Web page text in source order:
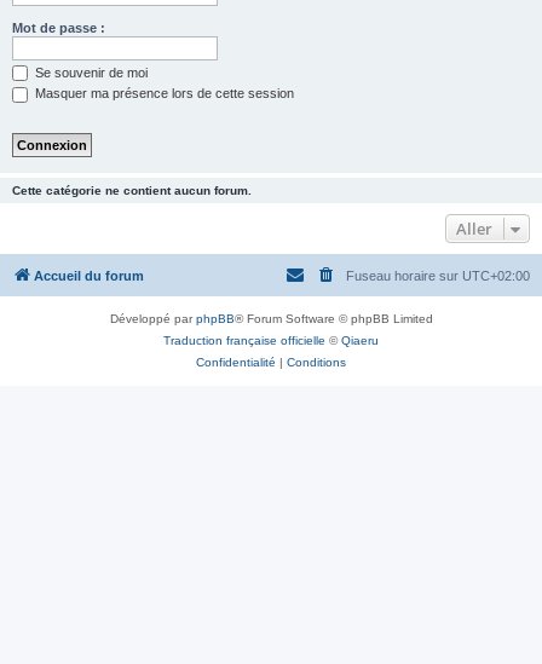
Mot de passe :
Se souvenir de moi
Masquer ma présence lors de cette session
Cette catégorie ne contient aucun forum.
Aller
Accueil du forum Fuseau horaire sur UTC+02:00
Développé parphpBB® Forum Software © phpBB Limited
Traduction française officielle ©Qiaeru
Confidentialité | Conditions